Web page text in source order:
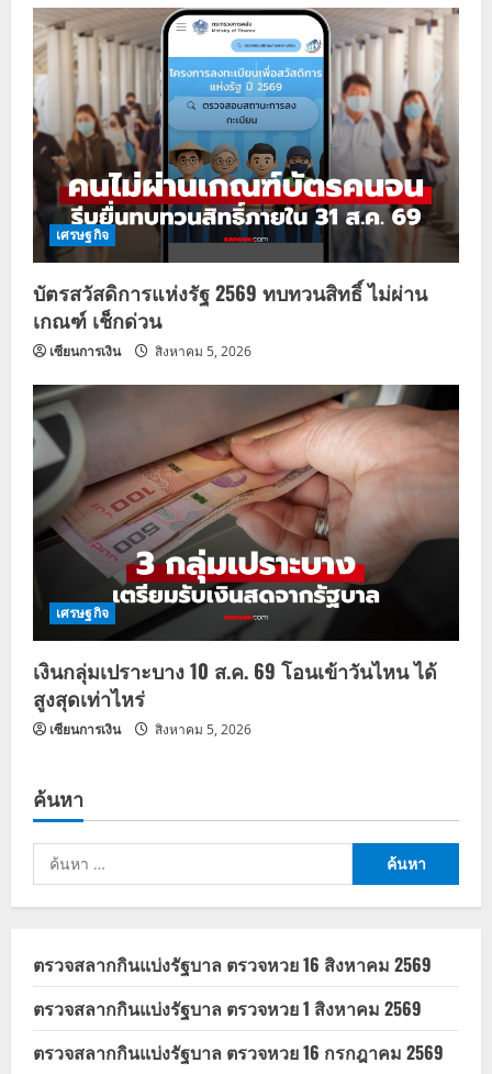
เศรษฐกิจ
บัตรสวัสดิการแห่งรัฐ 2569 ทบทวนสิทธิ์ ไม่ผ่าน
เกณฑ์ เช็กด่วน
เซียนการเงิน สิงหาคม 5, 2026
เศรษฐกิจ
เงินกลุ่มเปราะบาง 10 ส.ค. 69 โอนเข้าวันไหน ได้
สูงสุดเท่าไหร่
เซียนการเงิน สิงหาคม 5, 2026
ค้นหา
ค้นหา
สำหรับ:
ตรวจสลากกินแบ่งรัฐบาล ตรวจหวย 16 สิงหาคม 2569
ตรวจสลากกินแบ่งรัฐบาล ตรวจหวย 1 สิงหาคม 2569
ตรวจสลากกินแบ่งรัฐบาล ตรวจหวย 16 กรกฎาคม 2569